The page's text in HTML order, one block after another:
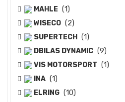
MAHLE (1)
WISECO (2)
SUPERTECH
(1)
DBILAS DYNAMIC (9)
VIS MOTORSPORT (1)
INA (1)
ELRING (10)